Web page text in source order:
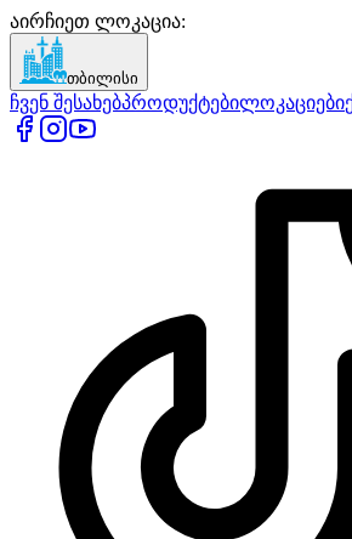
აირჩიეთ ლოკაცია:
თბილისი
ჩვენ შესახებპროდუქტებილოკაციები